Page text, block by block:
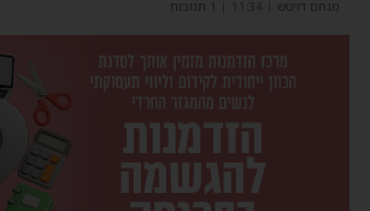
מנחם דויטש 11:34